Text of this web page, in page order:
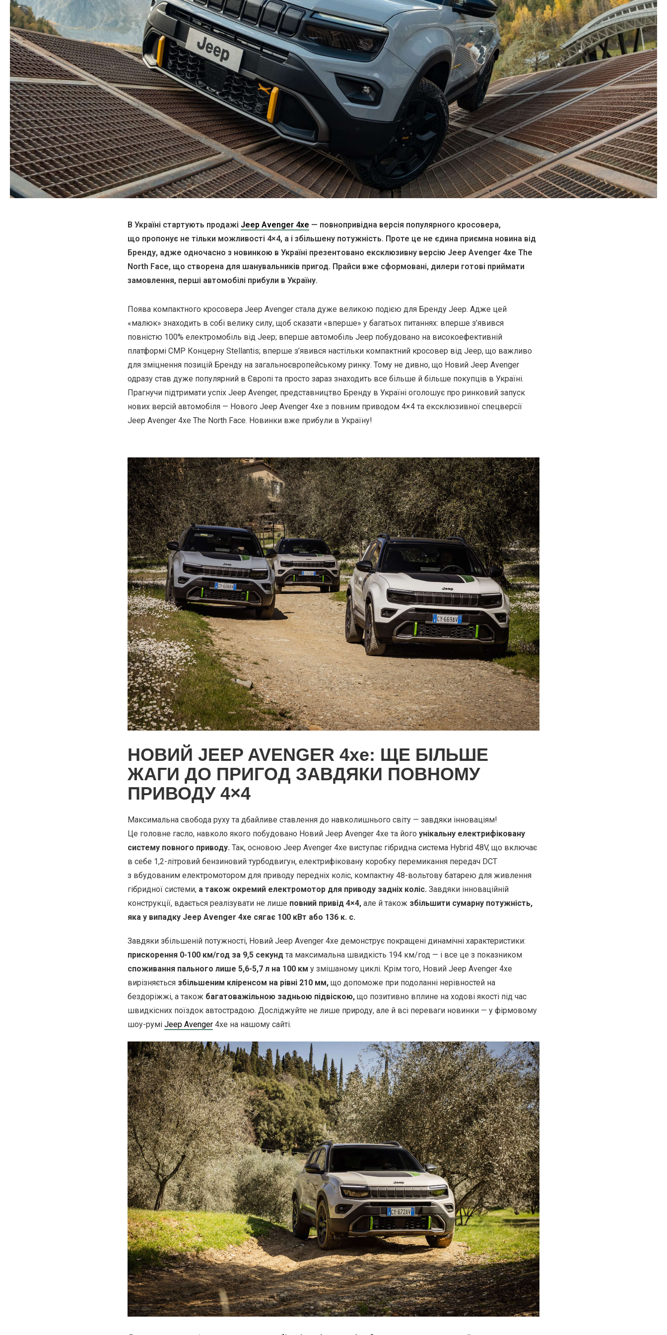
В Україні стартують продажі Jeep Avenger 4xe — повнопривідна версія популярного кросовера,
що пропонує не тільки можливості 4×4, а і збільшену потужність. Проте це не єдина приємна новина від
Бренду, адже одночасно з новинкою в Україні презентовано ексклюзивну версію Jeep Avenger 4xe The
North Face, що створена для шанувальників пригод. Прайси вже сформовані, дилери готові приймати
замовлення, перші автомобілі прибули в Україну.
Поява компактного кросовера Jeep Avenger стала дуже великою подією для Бренду Jeep. Адже цей
«малюк» знаходить в собі велику силу, щоб сказати «вперше» у багатьох питаннях: вперше з’явився
повністю 100% електромобіль від Jeep; вперше автомобіль Jeep побудовано на високоефективній
платформі СМР Концерну Stellantis; вперше з’явився настільки компактний кросовер від Jeep, що важливо
для зміцнення позицій Бренду на загальноєвропейському ринку. Тому не дивно, що Новий Jeep Avenger
одразу став дуже популярний в Європі та просто зараз знаходить все більше й більше покупців в Україні.
Прагнучи підтримати успіх Jeep Avenger, представництво Бренду в Україні оголошує про ринковий запуск
нових версій автомобіля — Нового Jeep Avenger 4xe з повним приводом 4×4 та ексклюзивної спецверсії
Jeep Avenger 4xe The North Face. Новинки вже прибули в Україну!
НОВИЙ JEEP AVENGER 4xe: ЩЕ БІЛЬШЕ
ЖАГИ ДО ПРИГОД ЗАВДЯКИ ПОВНОМУ
ПРИВОДУ 4×4
Максимальна свобода руху та дбайливе ставлення до навколишнього світу — завдяки інноваціям!
Це головне гасло, навколо якого побудовано Новий Jeep Avenger 4xe та його унікальну електрифіковану
систему повного приводу. Так, основою Jeep Avenger 4xe виступає гібридна система Hybrid 48V, що включає
в себе 1,2-літровий бензиновий турбодвигун, електрифіковану коробку перемикання передач DCT
з вбудованим електромотором для приводу передніх коліс, компактну 48-вольтову батарею для живлення
гібридної системи, а також окремий електромотор для приводу задніх коліс. Завдяки інноваційній
конструкції, вдається реалізувати не лише повний привід 4×4, але й також збільшити сумарну потужність,
яка у випадку Jeep Avenger 4xe сягає 100 кВт або 136 к. с.
Завдяки збільшеній потужності, Новий Jeep Avenger 4xe демонструє покращені динамічні характеристики:
прискорення 0-100 км/год за 9,5 секунд та максимальна швидкість 194 км/год — і все це з показником
споживання пального лише 5,6-5,7 л на 100 км у змішаному циклі. Крім того, Новий Jeep Avenger 4xe
вирізняється збільшеним кліренсом на рівні 210 мм, що допоможе при подоланні нерівностей на
бездоріжжі, а також багатоважільною задньою підвіскою, що позитивно вплине на ходові якості під час
швидкісних поїздок автострадою. Досліджуйте не лише природу, але й всі переваги новинки — у фірмовому
шоу-румі Jeep Avenger 4xe на нашому сайті.